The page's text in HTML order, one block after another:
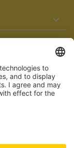
zu gestalten.
noch nicht
stoßen oder Hilfe